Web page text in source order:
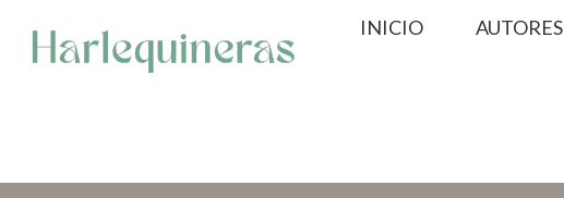
contenido
INICIO AUTORES